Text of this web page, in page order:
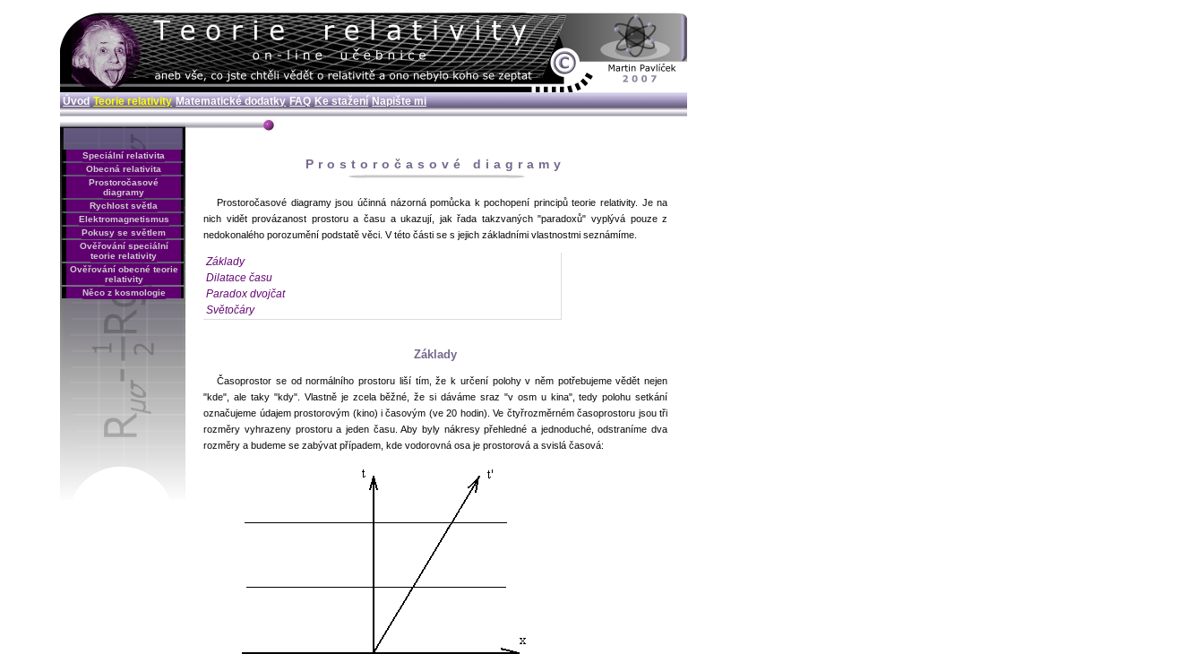
Úvod Teorie relativity Matematické dodatky FAQ Ke stažení Napište mi
Speciální relativita
Obecná relativita
Prostoročasové
diagramy
Rychlost světla
Elektromagnetismus
Pokusy se světlem
Ověřování speciální
teorie relativity
Ověřování obecné teorie
relativity
Něco z kosmologie
Prostoročasové diagramy
Prostoročasové diagramy jsou účinná názorná pomůcka k pochopení principů teorie relativity. Je na
nich vidět provázanost prostoru a času a ukazují, jak řada takzvaných "paradoxů" vyplývá pouze z
nedokonalého porozumění podstatě věci. V této části se s jejich základními vlastnostmi seznámíme.
Základy
Dilatace času
Paradox dvojčat
Světočáry
Základy
Časoprostor se od normálního prostoru liší tím, že k určení polohy v něm potřebujeme vědět nejen
"kde", ale taky "kdy". Vlastně je zcela běžné, že si dáváme sraz "v osm u kina", tedy polohu setkání
označujeme údajem prostorovým (kino) i časovým (ve 20 hodin). Ve čtyřrozměrném časoprostoru jsou tři
rozměry vyhrazeny prostoru a jeden času. Aby byly nákresy přehledné a jednoduché, odstraníme dva
rozměry a budeme se zabývat případem, kde vodorovná osa je prostorová a svislá časová: